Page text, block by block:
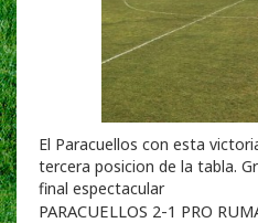
El Paracuellos con esta
tercera posicion de la tabla.
final espectacular
PARACUELLOS 2-1 PRO